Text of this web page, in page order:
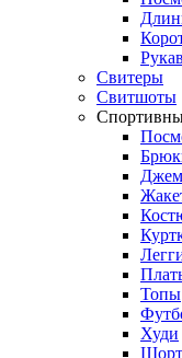
Свитеры
Свитшоты
Топы
Худи